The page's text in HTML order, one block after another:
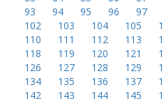
93
94 95 96 97
102
103 104 105
110
111 112 113
118
119 120 121
126
127 128 129
134
135 136 137
142
143 144 145